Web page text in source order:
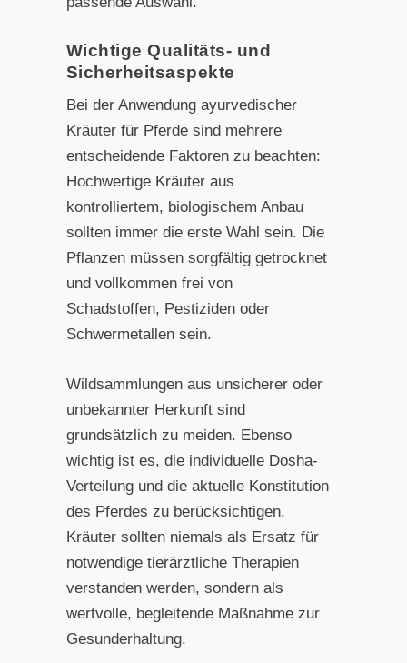
Wichtige Qualitäts- und
Sicherheitsaspekte
Bei der Anwendung ayurvedischer
Kräuter für Pferde sind mehrere
entscheidende Faktoren zu beachten:
Hochwertige Kräuter aus
kontrolliertem, biologischem Anbau
sollten immer die erste Wahl sein. Die
Pflanzen müssen sorgfältig getrocknet
und vollkommen frei von
Schadstoffen, Pestiziden oder
Schwermetallen sein.
Wildsammlungen aus unsicherer oder
unbekannter Herkunft sind
grundsätzlich zu meiden. Ebenso
wichtig ist es, die individuelle Dosha-
Verteilung und die aktuelle Konstitution
des Pferdes zu berücksichtigen.
Kräuter sollten niemals als Ersatz für
notwendige tierärztliche Therapien
verstanden werden, sondern als
wertvolle, begleitende Maßnahme zur
Gesunderhaltung.